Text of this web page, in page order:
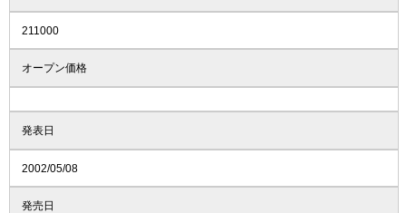
211000
オープン価格
発表日
2002/05/08
発売日